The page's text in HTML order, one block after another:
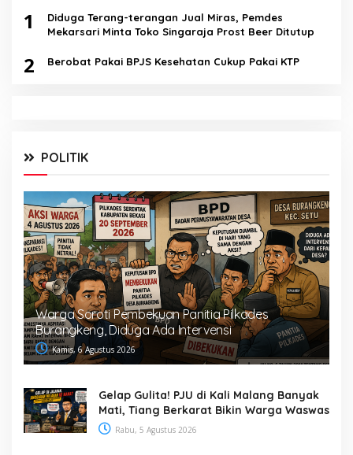
1
Diduga Terang-terangan Jual Miras, Pemdes
Mekarsari Minta Toko Singaraja Prost Beer Ditutup
2 Berobat Pakai BPJS Kesehatan Cukup Pakai KTP
POLITIK
Warga Soroti Pembekuan Panitia Pilkades
Burangkeng, Diduga Ada Intervensi
Kamis, 6 Agustus 2026
Gelap Gulita! PJU di Kali Malang Banyak
Mati, Tiang Berkarat Bikin Warga Waswas
Rabu, 5 Agustus 2026